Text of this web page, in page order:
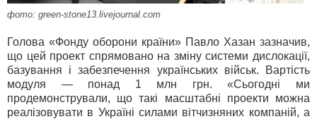
фото: green-stone13.livejournal.com
Голова «Фонду оборони країни» Павло Хазан зазначив,
що цей проект спрямовано на зміну системи дислокації,
базування і забезпечення українських військ. Вартість
модуля — понад 1 млн грн. «Сьогодні ми
продемонстрували, що такі масштабні проекти можна
реалізовувати в Україні силами вітчизняних компаній, а